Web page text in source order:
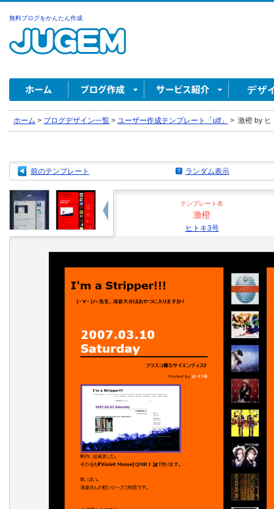
無料ブログをかんたん作成
ホーム > ブログデザイン一覧 > ユーザー作成テンプレート「utf」 > 激橙 by ヒ
前のテンプレート ランダム表示
テンプレート名
激橙
ヒトキ3号